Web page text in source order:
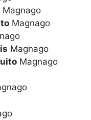
Magnago
Magnago
Magnago
Magnago